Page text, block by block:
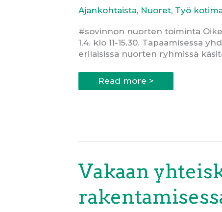
Ajankohtaista, Nuoret, Työ
#sovinnon nuorten toiminta
1.4. klo 11-15.30. Tapaamisessa
erilaisissa nuorten ryhmissä
Oikeus
sovintoon:
Read more >
Vakaan